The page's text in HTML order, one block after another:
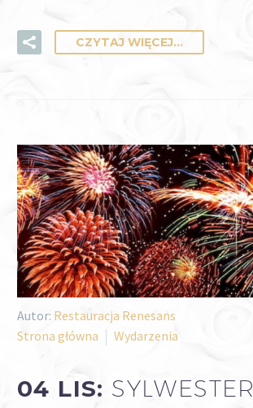
CZYTAJ WIĘCEJ...
Autor: Restauracja Renesans
Strona główna
Wydarzenia
04 LIS: SYLWESTER